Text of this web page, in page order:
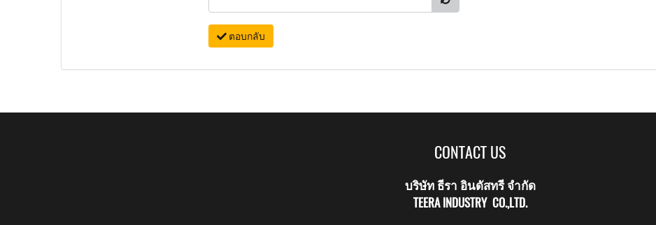
ตอบกลับ
CONTACT US
บริษัท ธีรา อินดัสทรี จำกัด
TEERA INDUSTRY CO.,LTD.